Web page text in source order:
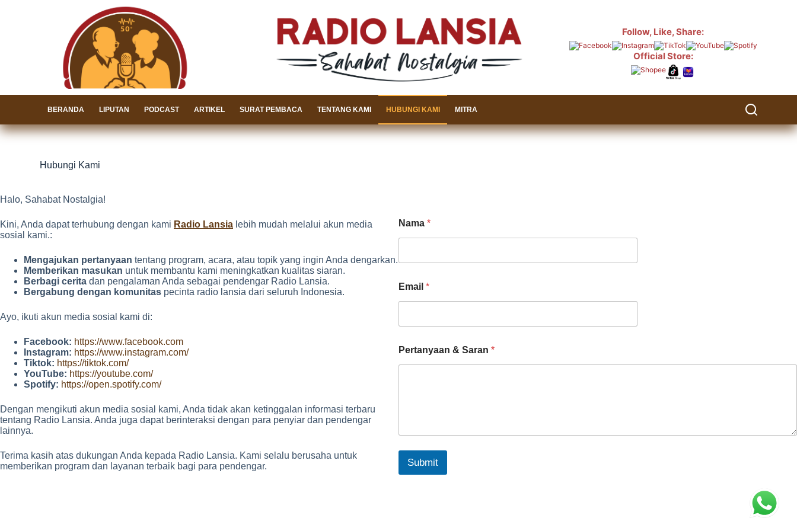
Follow, Like, Share:
Official Store:
BERANDA LIPUTAN PODCAST ARTIKEL SURAT PEMBACA TENTANG KAMI HUBUNGI KAMI MITRA
Hubungi Kami
Halo, Sahabat Nostalgia!
Kini, Anda dapat terhubung dengan kami Radio Lansia lebih mudah melalui akun media
sosial kami.:
Mengajukan pertanyaan tentang program, acara, atau topik yang ingin Anda dengarkan.
Memberikan masukan untuk membantu kami meningkatkan kualitas siaran.
Berbagi cerita dan pengalaman Anda sebagai pendengar Radio Lansia.
Bergabung dengan komunitas pecinta radio lansia dari seluruh Indonesia.
Ayo, ikuti akun media sosial kami di:
Facebook: https://www.facebook.com
Instagram: https://www.instagram.com/
Tiktok: https://tiktok.com/
YouTube: https://youtube.com/
Spotify: https://open.spotify.com/
Dengan mengikuti akun media sosial kami, Anda tidak akan ketinggalan informasi terbaru
tentang Radio Lansia. Anda juga dapat berinteraksi dengan para penyiar dan pendengar
lainnya.
Terima kasih atas dukungan Anda kepada Radio Lansia. Kami selalu berusaha untuk
memberikan program dan layanan terbaik bagi para pendengar.
Nama *
Email *
Pertanyaan & Saran *
Submit